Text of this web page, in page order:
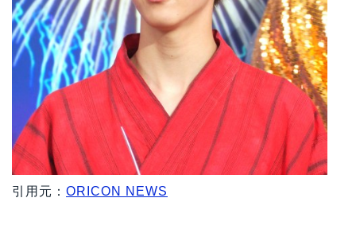
引用元： ORICON NEWS